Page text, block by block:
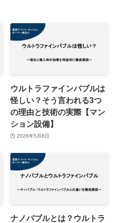
ウルトラファインバブルは
怪しい？そう言われる3つ
の理由と技術の実際【マン
ション設備】
2026年5月8日
ナノバブルとは？ウルトラ